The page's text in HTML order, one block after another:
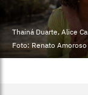
Thainá Duarte, Alice
Foto: Renato Amoroso